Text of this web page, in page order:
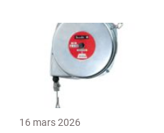
datorvärlden är
16 mars 2026